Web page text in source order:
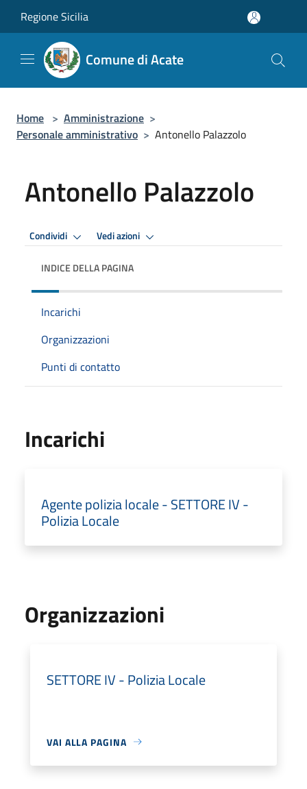
Regione Sicilia
Comune di Acate
Home > Amministrazione >
Personale amministrativo > Antonello Palazzolo
Antonello Palazzolo
Condividi Vedi azioni
INDICE DELLA PAGINA
Incarichi
Organizzazioni
Punti di contatto
Incarichi
Agente polizia locale - SETTORE IV -
Polizia Locale
Organizzazioni
SETTORE IV - Polizia Locale
VAI ALLA PAGINA